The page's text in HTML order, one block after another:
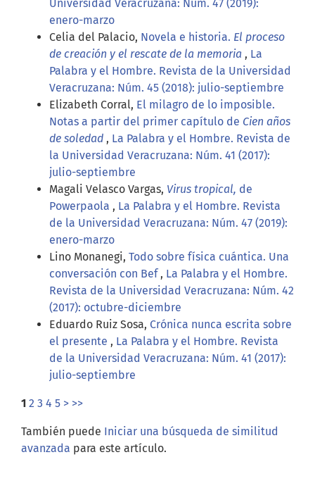
Universidad Veracruzana: Núm. 47 (2019):
enero-marzo
Celia del Palacio, Novela e historia. El proceso
de creación y el rescate de la memoria , La
Palabra y el Hombre. Revista de la Universidad
Veracruzana: Núm. 45 (2018): julio-septiembre
Elizabeth Corral, El milagro de lo imposible.
Notas a partir del primer capítulo de Cien años
de soledad , La Palabra y el Hombre. Revista de
la Universidad Veracruzana: Núm. 41 (2017):
julio-septiembre
Magali Velasco Vargas, Virus tropical, de
Powerpaola , La Palabra y el Hombre. Revista
de la Universidad Veracruzana: Núm. 47 (2019):
enero-marzo
Lino Monanegi, Todo sobre física cuántica. Una
conversación con Bef, La Palabra y el Hombre.
Revista de la Universidad Veracruzana: Núm. 42
(2017): octubre-diciembre
Eduardo Ruiz Sosa, Crónica nunca escrita sobre
el presente , La Palabra y el Hombre. Revista
de la Universidad Veracruzana: Núm. 41 (2017):
julio-septiembre
1 2 3 4 5 > >>
También puede Iniciar una búsqueda de similitud
avanzada para este artículo.